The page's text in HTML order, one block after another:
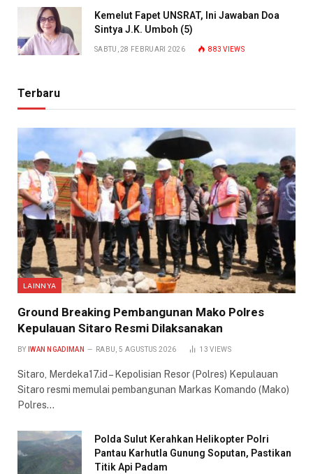
Kemelut Fapet UNSRAT, Ini Jawaban Doa
Sintya J.K. Umboh (5)
SABTU, 28 FEBRUARI 2026 883VIEWS
Terbaru
LAINNYA
Ground Breaking Pembangunan Mako Polres
Kepulauan Sitaro Resmi Dilaksanakan
BY IWAN NGADIMAN RABU, 5 AGUSTUS 2026 13VIEWS
Sitaro, Merdeka17.id – Kepolisian Resor (Polres) Kepulauan
Sitaro resmi memulai pembangunan Markas Komando (Mako)
Polres…
Polda Sulut Kerahkan Helikopter Polri
Pantau Karhutla Gunung Soputan, Pastikan
Titik Api Padam